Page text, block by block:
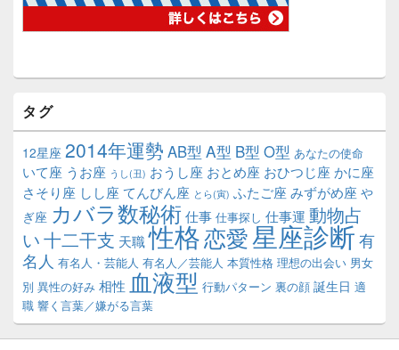
タグ
12星座 2014年運勢 AB型 A型 B型 O型 あなたの使命
いて座 うお座 うし(丑) おうし座 おとめ座 おひつじ座 かに座
さそり座 しし座 てんびん座 とら(寅) ふたご座 みずがめ座 や
ぎ座 カバラ数秘術 仕事 仕事探し 仕事運 動物占
い十二干支 天職性格恋愛星座診断有
名人 有名人・芸能人 有名人／芸能人 本質性格 理想の出会い 男女
別 異性の好み 相性 血液型 行動パターン 裏の顔 誕生日 適
職 響く言葉／嫌がる言葉